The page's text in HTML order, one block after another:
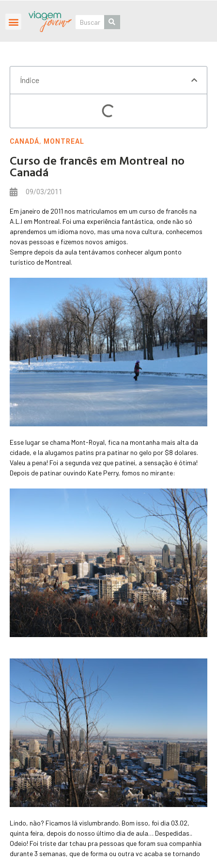
Índice
CANADÁ, MONTREAL
Curso de francês em Montreal no
Canadá
09/03/2011
Em janeiro de 2011 nos matriculamos em um curso de francês na
A.L.I em Montreal. Foi uma experiência fantástica, onde não só
aprendemos um idioma novo, mas uma nova cultura, conhecemos
novas pessoas e fizemos novos amigos.
Sempre depois da aula tentávamos conhecer algum ponto
turístico de Montreal.
Esse lugar se chama Mont-Royal, fica na montanha mais alta da
cidade, e la alugamos patins pra patinar no gelo por $8 dolares.
Valeu a pena! Foi a segunda vez que patinei, a sensação é ótima!
Depois de patinar ouvindo Kate Perry, fomos no mirante:
Lindo, não? Ficamos lá vislumbrando. Bom isso, foi dia 03.02,
quinta feira, depois do nosso último dia de aula… Despedidas..
Odeio! Foi triste dar tchau pra pessoas que foram sua companhia
durante 3 semanas, que de forma ou outra vc acaba se tornando